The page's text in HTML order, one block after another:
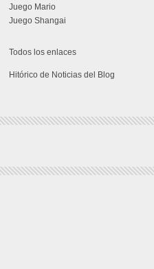
Juego Mario
Juego Shangai
Todos los enlaces
Hitórico de Noticias del Blog